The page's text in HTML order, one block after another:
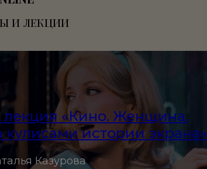
и лекции
«Кино. Женщина.
кулисами истории экрана»
Казурова